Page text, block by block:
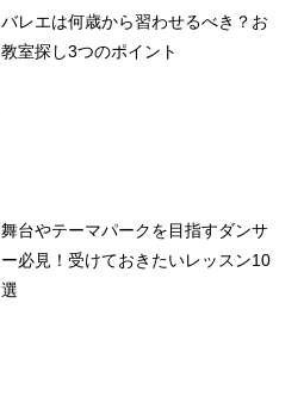
バレエは何歳から習わせるべき？お
教室探し3つのポイント
舞台やテーマパークを目指すダンサ
ー必見！受けておきたいレッスン10
選